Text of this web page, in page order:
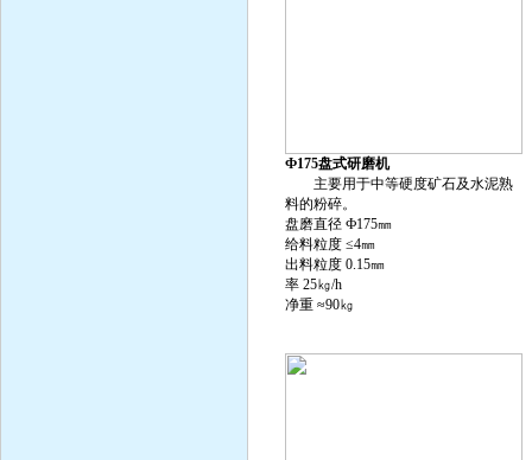
Ф175盘式研磨机
主要用于中等硬度矿石及水泥熟
料的粉碎。
盘磨直径 Ф175㎜
给料粒度 ≤4㎜
出料粒度 0.15㎜
率 25㎏/h
净重 ≈90㎏